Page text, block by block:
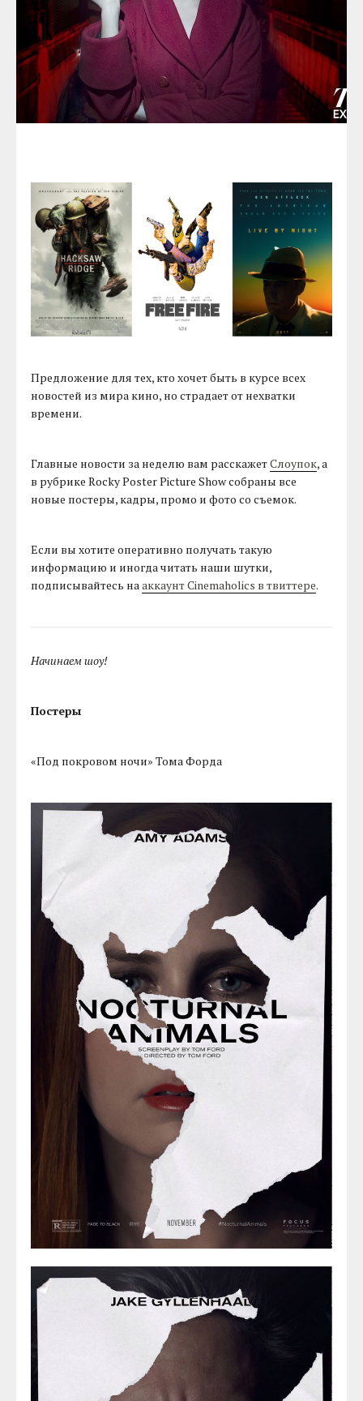
Предложение для тех, кто хочет быть в курсе всех
новостей из мира кино, но страдает от нехватки
времени.
Главные новости за неделю вам расскажетСлоупок, а
в рубрике Rocky Poster Picture Show собраны все
новые постеры, кадры, промо и фото со съемок.
Если вы хотите оперативно получать такую
информацию и иногда читать наши шутки,
подписывайтесь нааккаунт Cinemaholics в твиттере.
Начинаем шоу!
Постеры
«Под покровом ночи» Тома Форда